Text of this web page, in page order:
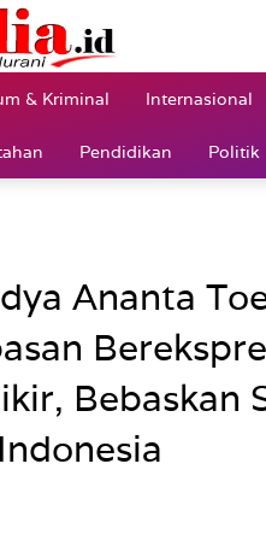
& Kriminal Internasional
Pendidikan Politik
Ananta
Bebaskan